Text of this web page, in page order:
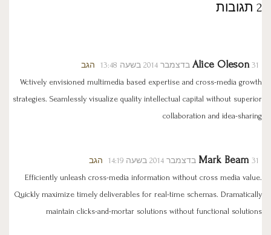
2 תגובות
Alice Oleson 31 בדצמבר 2014 בשעה 13:48
הגב
Wctively envisioned multimedia based expertise and cross-media growth
strategies. Seamlessly visualize quality intellectual capital without superior
collaboration and idea-sharing
Mark Beam 31 בדצמבר 2014 בשעה 14:19
הגב
Efficiently unleash cross-media information without cross media value.
Quickly maximize timely deliverables for real-time schemas. Dramatically
maintain clicks-and-mortar solutions without functional solutions